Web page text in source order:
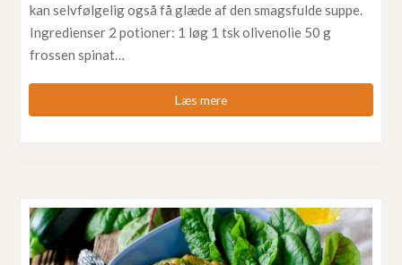
kan selvfølgelig også få glæde af den smagsfulde suppe.
Ingredienser 2 potioner: 1 løg 1 tsk olivenolie 50 g
frossen spinat…
Læs mere